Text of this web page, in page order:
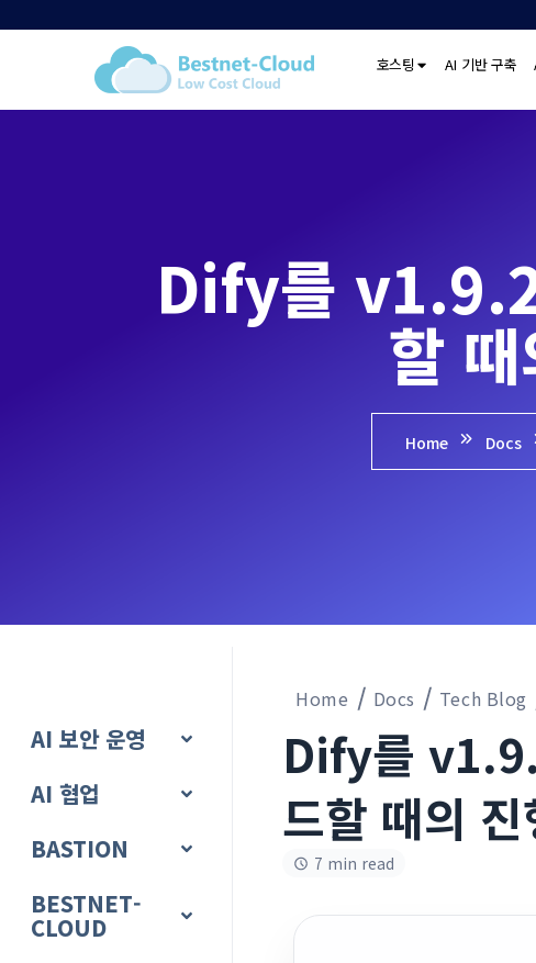
호스팅 AI 기반 구축
Dify를
할
Home Docs
AI 보안 운영
AI 협업
BASTION
BESTNET-
CLOUD
Home Docs Tech Blog
Dify를
드할 때의
7 min read